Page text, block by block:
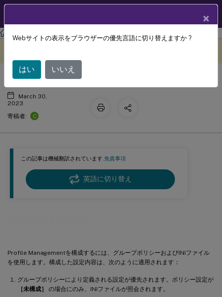
Profile Management Profile Management 2212
この記事は機械翻訳されています.免責事項
英語に切り替え
Profile Managementを構成するには、グループポリシーおよびINIファイル
を使用します。構成した設定内容は、次のように適用されます：
グループポリシーにより定義される設定が優先されます。ポリシー設定が
［未構成］
の場合にのみ、INIファイルが照会されます。
構成の優先順位
March 30,
2023
寄稿者:
C
×
Webサイトの表示をブラウザーの優先言語に切り替えますか ?
はい いいえ